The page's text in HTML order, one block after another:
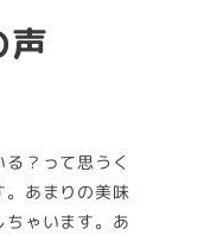
声
？って思うく
。あまりの美味
ちゃいます。あ